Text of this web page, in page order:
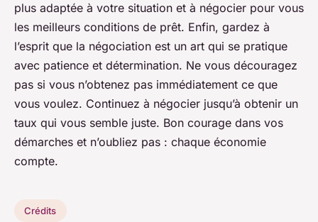
plus adaptée à votre situation et à négocier pour vous
les meilleurs conditions de prêt. Enfin, gardez à
l’esprit que la négociation est un art qui se pratique
avec patience et détermination. Ne vous découragez
pas si vous n’obtenez pas immédiatement ce que
vous voulez. Continuez à négocier jusqu’à obtenir un
taux qui vous semble juste. Bon courage dans vos
démarches et n’oubliez pas : chaque économie
compte.
Crédits